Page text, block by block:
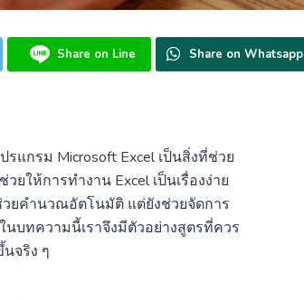
Share on Line Share on Whatsapp
แกรม Microsoft Excel เป็นสิ่งที่ช่วย
ให้การทำงาน Excel เป็นเรื่องง่าย
วยคำนวณอัตโนมัติ แต่ยังช่วยจัดการ
บทความนี้เราจึงมีตัวอย่างสูตรที่ควร
จริง ๆ